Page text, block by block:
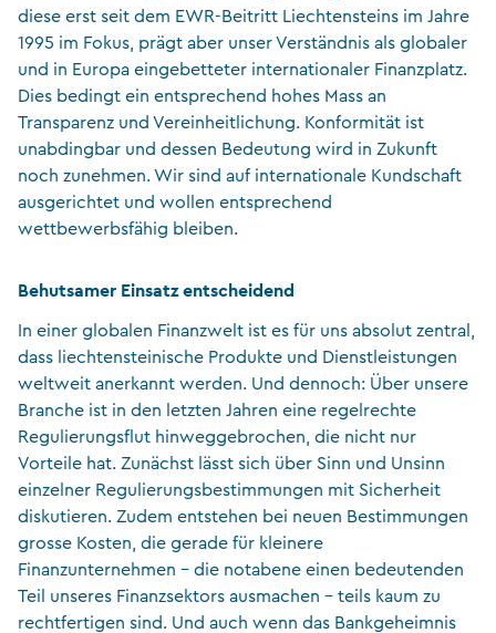
diese erst seit dem EWR-Beitritt Liechtensteins im Jahre
1995 im Fokus, prägt aber unser Verständnis als globaler
und in Europa eingebetteter internationaler Finanzplatz.
Dies bedingt ein entsprechend hohes Mass an
Transparenz und Vereinheitlichung. Konformität ist
unabdingbar und dessen Bedeutung wird in Zukunft
noch zunehmen. Wir sind auf internationale Kundschaft
ausgerichtet und wollen entsprechend
wettbewerbsfähig bleiben.
Behutsamer Einsatz entscheidend
In einer globalen Finanzwelt ist es für uns absolut zentral,
dass liechtensteinische Produkte und Dienstleistungen
weltweit anerkannt werden. Und dennoch: Über unsere
Branche ist in den letzten Jahren eine regelrechte
Regulierungsflut hinweggebrochen, die nicht nur
Vorteile hat. Zunächst lässt sich über Sinn und Unsinn
einzelner Regulierungsbestimmungen mit Sicherheit
diskutieren. Zudem entstehen bei neuen Bestimmungen
grosse Kosten, die gerade für kleinere
Finanzunternehmen – die notabene einen bedeutenden
Teil unseres Finanzsektors ausmachen – teils kaum zu
rechtfertigen sind. Und auch wenn das Bankgeheimnis